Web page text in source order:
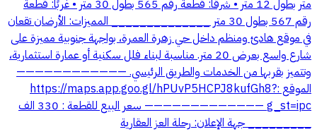
متر بطول 12 متر • شرقًا: قطعة رقم 565 بطول 30 متر • غربًا: قطعة
رقم 567 بطول 30 متر ______________ المميزات: الأرضان تقعان
في موقع هادئ ومنظم داخل حي زهرة العمرة، بواجهة جنوبية مميزة على
شارع واسع بعرض 20 متر. مناسبة لبناء فلل سكنية أو عمارة استثمارية،
وتتميز بقربها من الخدمات والطريق الرئيسي. ————————————
الموقع :https://maps.app.goo.gl/hPUvP5HCPJ8kufGh8?
g_st=ipc ————————————— سعر البيع للقطعة : 330 الف
_________ جهة الإعلان: رحلة العز العقارية